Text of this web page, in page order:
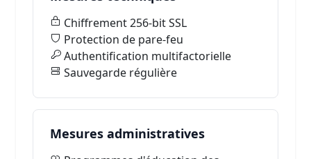
Chiffrement 256-bit SSL
Protection de pare-feu
Authentification multifactorielle
Sauvegarde régulière
Mesures administratives